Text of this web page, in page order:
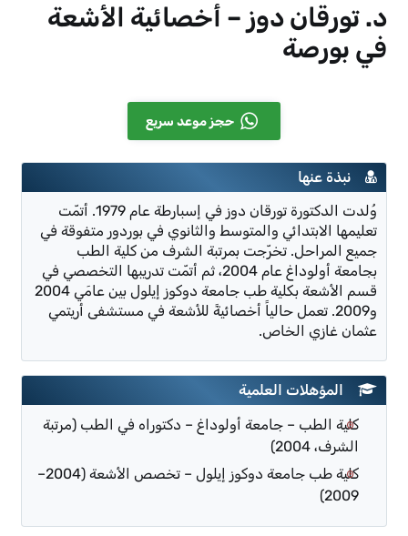
د. تورقان دوز – أخصائية الأشعة
في بورصة
حجز موعد سريع
نبذة عنها
وُلدت الدكتورة تورقان دوز في إسبارطة عام 1979. أتمّت
تعليمها الابتدائي والمتوسط والثانوي في بوردور متفوقة في
جميع المراحل. تخرّجت بمرتبة الشرف من كلية الطب
بجامعة أولوداغ عام 2004، ثم أتمّت تدريبها التخصصي في
قسم الأشعة بكلية طب جامعة دوكوز إيلول بين عامَي 2004
و2009. تعمل حالياً أخصائيةً للأشعة في مستشفى أريتمي
عثمان غازي الخاص.
المؤهلات العلمية
كلية الطب – جامعة أولوداغ – دكتوراه في الطب (مرتبة
الشرف، 2004)
كلية طب جامعة دوكوز إيلول – تخصص الأشعة (2004–
2009)